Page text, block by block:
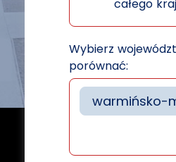
całego
Wybierz
porównać:
warmińsko-